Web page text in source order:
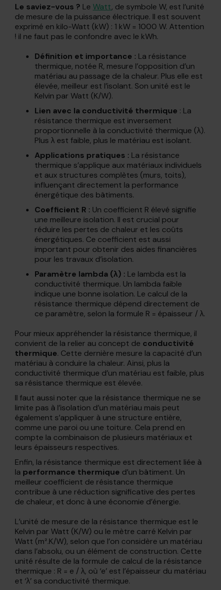
Le saviez-vous ? Le Watt, de symbole W, est l’unité
de mesure de la puissance électrique. Il est souvent
exprimé en kilo-Watt (kW) : 1 kW = 1000 W. Attention
! il ne faut pas le confondre avec le kWh.
Définition et importance : La résistance
thermique, notée R, mesure l’opposition d’un
matériau au passage de la chaleur. Plus elle est
élevée, meilleur est l’isolant. Son unité est le
Kelvin par Watt (K/W).
Lien avec la conductivité thermique : La
résistance thermique est inversement
proportionnelle à la conductivité thermique (λ).
Plus λ est faible, plus le matériau est isolant.
Applications pratiques : La résistance
thermique s’applique aux matériaux individuels
et aux structures complètes (murs, toits),
influençant directement la performance
énergétique des bâtiments.
Coefficient R : Un coefficient R élevé signifie
une meilleure isolation. Il est crucial pour
réduire les pertes de chaleur et les coûts
énergétiques. Ce coefficient est aussi
important pour obtenir des aides financières
pour les travaux d’isolation.
Paramètre lambda (λ) : Le lambda est la
conductivité thermique. Un lambda faible
indique une bonne isolation. Le calcul de la
résistance thermique dépend directement de
ce paramètre, selon la formule R = épaisseur / λ.
Pour mieux appréhender la résistance thermique, il
convient de la relier au concept de conductivité
thermique. Cette dernière mesure la capacité d’un
matériau à conduire la chaleur. Ainsi, plus la
conductivité thermique d’un matériau est faible, plus
sa résistance thermique est élevée.
Il faut aussi noter que la résistance thermique ne se
limite pas à l’isolation d’un matériau mais peut
également s’appliquer à une structure entière,
comme une paroi ou une toiture. Cela prend en
compte la combinaison de plusieurs matériaux et
leurs épaisseurs respectives.
Enfin, la résistance thermique est directement liée à
la performance thermique d’un bâtiment. Un
meilleur coefficient de résistance thermique
contribue à une réduction significative des pertes
de chaleur, et donc à une économie d’énergie.
L’unité de mesure de la résistance thermique est le
Kelvin par Watt (K/W) ou le mètre carré Kelvin par
Watt (m².K/W), selon que l’on considère un matériau
dans l’absolu, ou un élément de construction. Cette
unité résulte de la formule de calcul de la résistance
thermique : R = e / λ, où ‘e’ est l’épaisseur du matériau
et ‘λ’ sa conductivité thermique.